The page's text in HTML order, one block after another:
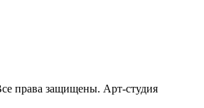
права защищены. Арт-студия